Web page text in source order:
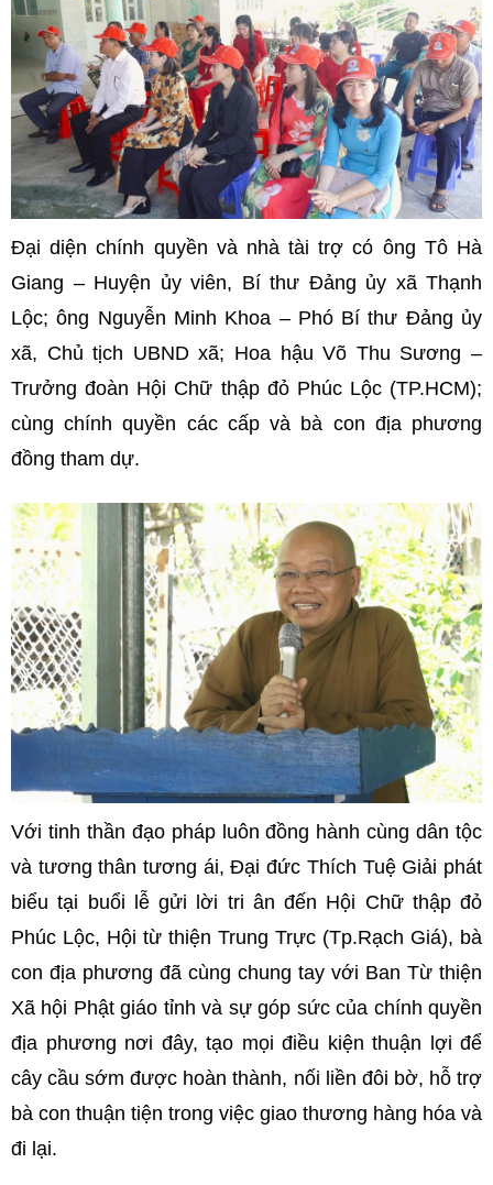
Đại diện chính quyền và nhà tài trợ có ông Tô Hà
Giang – Huyện ủy viên, Bí thư Đảng ủy xã Thạnh
Lộc; ông Nguyễn Minh Khoa – Phó Bí thư Đảng ủy
xã, Chủ tịch UBND xã; Hoa hậu Võ Thu Sương –
Trưởng đoàn Hội Chữ thập đỏ Phúc Lộc (TP.HCM);
cùng chính quyền các cấp và bà con địa phương
đồng tham dự.
Với tinh thần đạo pháp luôn đồng hành cùng dân tộc
và tương thân tương ái, Đại đức Thích Tuệ Giải phát
biểu tại buổi lễ gửi lời tri ân đến Hội Chữ thập đỏ
Phúc Lộc, Hội từ thiện Trung Trực (Tp.Rạch Giá), bà
con địa phương đã cùng chung tay với Ban Từ thiện
Xã hội Phật giáo tỉnh và sự góp sức của chính quyền
địa phương nơi đây, tạo mọi điều kiện thuận lợi để
cây cầu sớm được hoàn thành, nối liền đôi bờ, hỗ trợ
bà con thuận tiện trong việc giao thương hàng hóa và
đi lại.